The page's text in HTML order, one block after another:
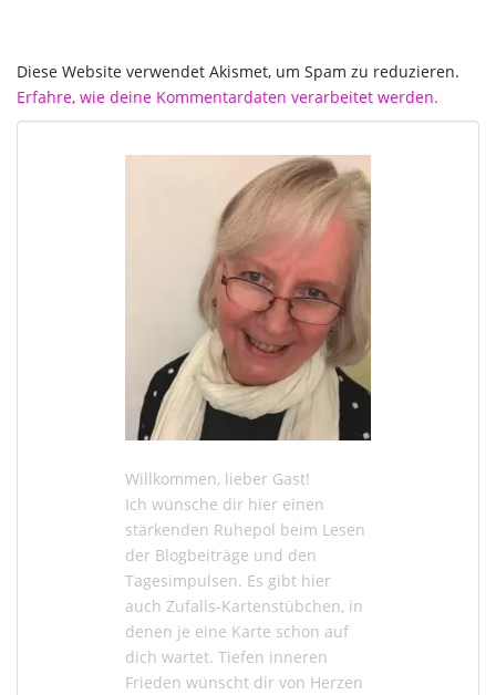
Diese Website verwendet Akismet, um Spam zu reduzieren.
Erfahre, wie deine Kommentardaten verarbeitet werden.
Willkommen, lieber Gast!
Ich wünsche dir hier einen
stärkenden Ruhepol beim Lesen
der Blogbeiträge und den
Tagesimpulsen. Es gibt hier
auch Zufalls-Kartenstübchen, in
denen je eine Karte schon auf
dich wartet. Tiefen inneren
Frieden wünscht dir von Herzen